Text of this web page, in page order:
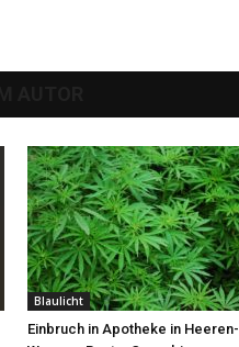
Blaulicht
Einbruch in Apotheke in Heeren-